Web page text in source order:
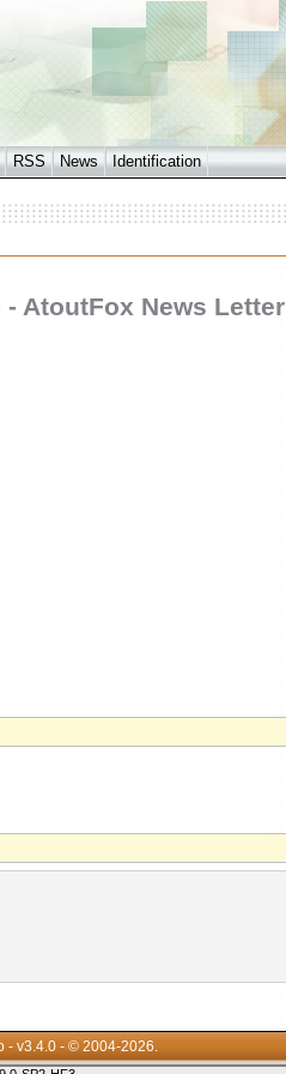
RSS News Identification
AtoutFox News Letter
- v3.4.0 - © 2004-2026.